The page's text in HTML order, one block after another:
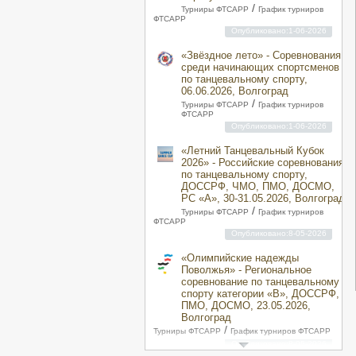
Турниры ФТСАРР / График турниров
ФТСАРР
Опубликовано:1-06-2026
«Звёздное лето» - Соревнования
среди начинающих спортсменов
по танцевальному спорту,
06.06.2026, Волгоград
Турниры ФТСАРР / График турниров
ФТСАРР
Опубликовано:1-06-2026
«Летний Танцевальный Кубок
2026» - Российские соревнования
по танцевальному спорту,
ДОССРФ, ЧМО, ПМО, ДОСМО,
РС «A», 30-31.05.2026, Волгоград
Турниры ФТСАРР / График турниров
ФТСАРР
Опубликовано:8-05-2026
«Олимпийские надежды
Поволжья» - Региональное
соревнование по танцевальному
спорту категории «B», ДОССРФ,
ПМО, ДОСМО, 23.05.2026,
Волгоград
Турниры ФТСАРР / График турниров ФТСАРР
Опубликовано:8-05-2026